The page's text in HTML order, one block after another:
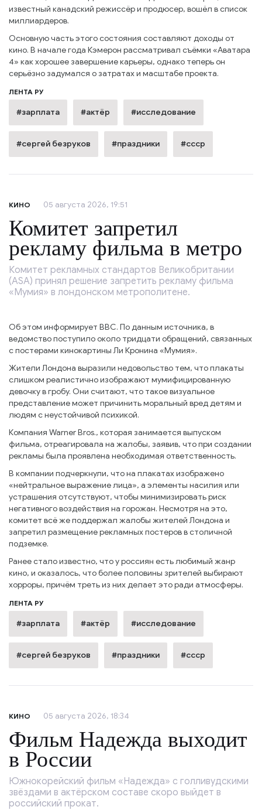
известный канадский режиссёр и продюсер, вошёл в список
миллиардеров.
Основную часть этого состояния составляют доходы от
кино. В начале года Кэмерон рассматривал съёмки «Аватара
4» как хорошее завершение карьеры, однако теперь он
серьёзно задумался о затратах и масштабе проекта.
ЛЕНТА РУ
#зарплата #актёр #исследование
#сергей безруков #праздники #ссср
КИНО 05 августа 2026, 19:51
Комитет запретил
рекламу фильма в метро
Комитет рекламных стандартов Великобритании
(ASA) принял решение запретить рекламу фильма
«Мумия» в лондонском метрополитене.
Об этом информирует BBC. По данным источника, в
ведомство поступило около тридцати обращений, связанных
с постерами кинокартины Ли Кронина «Мумия».
Жители Лондона выразили недовольство тем, что плакаты
слишком реалистично изображают мумифицированную
девочку в гробу. Они считают, что такое визуальное
представление может причинить моральный вред детям и
людям с неустойчивой психикой.
Компания Warner Bros., которая занимается выпуском
фильма, отреагировала на жалобы, заявив, что при создании
рекламы была проявлена необходимая ответственность.
В компании подчеркнули, что на плакатах изображено
«нейтральное выражение лица», а элементы насилия или
устрашения отсутствуют, чтобы минимизировать риск
негативного воздействия на горожан. Несмотря на это,
комитет всё же поддержал жалобы жителей Лондона и
запретил размещение рекламных постеров в столичной
подземке.
Ранее стало известно, что у россиян есть любимый жанр
кино, и оказалось, что более половины зрителей выбирают
хорроры, причём треть из них делает это ради атмосферы.
ЛЕНТА РУ
#зарплата #актёр #исследование
#сергей безруков #праздники #ссср
КИНО 05 августа 2026, 18:34
Фильм Надежда выходит
в России
Южнокорейский фильм «Надежда» с голливудскими
звёздами в актёрском составе скоро выйдет в
российский прокат.